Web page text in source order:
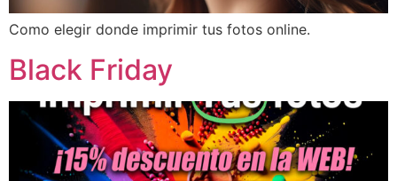
Como elegir donde imprimir tus fotos online.
Black Friday